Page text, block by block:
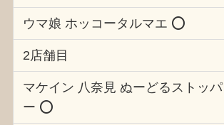
ウマ娘 ホッコータルマエ ⭕️
2店舗目
マケイン 八奈見 ぬーどるストッパ
ー ⭕️